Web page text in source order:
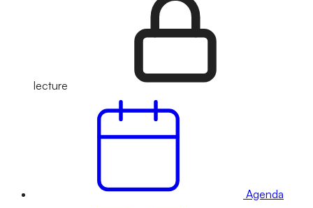
lecture
Agenda